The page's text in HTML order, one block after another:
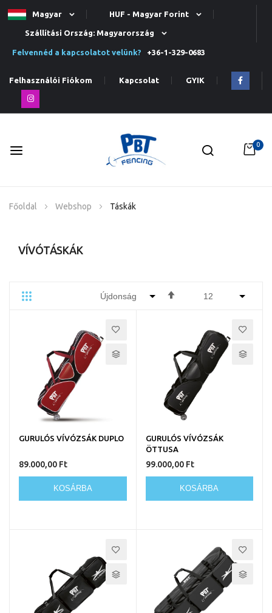
Magyar HUF - Magyar Forint
Szállítási Ország: Magyarország
Felvennéd a kapcsolatot velünk? +36-1-329-0683
Felhasználói Fiókom Kapcsolat GYIK
0
a
Főoldal Webshop Táskák
VÍVÓTÁSKÁK
Rács
Csökkenő
GURULÓS VÍVÓZSÁK DUPLO
89.000,00 Ft
KOSÁRBA
GURULÓS VÍVÓZSÁK
ÖTTUSA
99.000,00 Ft
KOSÁRBA